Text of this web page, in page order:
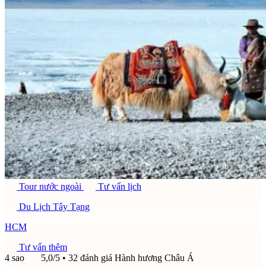
Tour nước ngoài
Tư vấn lịch
Du Lịch Tây Tạng
HCM
Tư vấn thêm
4 sao
5,0/5 • 32 đánh giá Hành hương Châu Á